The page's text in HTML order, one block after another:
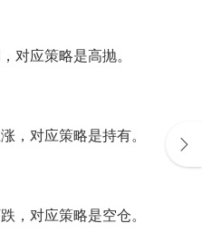
对应策略是高抛。
，对应策略是持有。
，对应策略是空仓。